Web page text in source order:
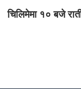
चिलिमेमा १० बजे